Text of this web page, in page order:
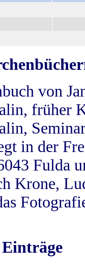
von
früher
in der
Fulda
Krone,